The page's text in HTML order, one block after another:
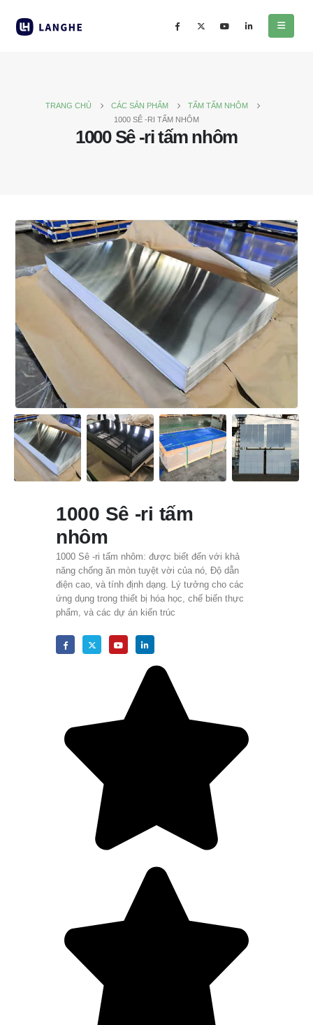
TRANG CHỦ CÁC SẢN PHẨM
TẤM TẤM NHÔM
1000 SÊ -RI TẤM NHÔM
1000 Sê -ri tấm nhôm
1000 Sê -ri tấm
nhôm
1000 Sê -ri tấm nhôm: được biết đến với khả
năng chống ăn mòn tuyệt vời của nó, Độ dẫn
điện cao, và tính định dạng. Lý tưởng cho các
ứng dụng trong thiết bị hóa học, chế biến thực
phẩm, và các dự án kiến ​​trúc